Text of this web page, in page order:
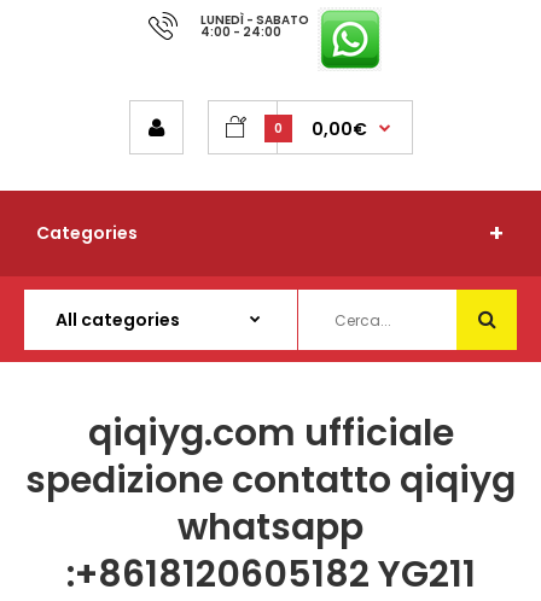
LUNEDÌ - SABATO
4:00 - 24:00
0 0,00€
Categories
qiqiyg.com ufficiale
spedizione contatto qiqiyg
whatsapp
:+8618120605182 YG211